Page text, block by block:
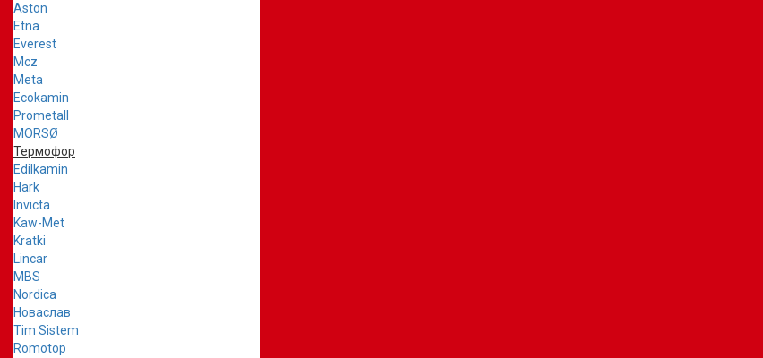
Aston
Etna
Everest
Mcz
Meta
Ecokamin
Prometall
MORSØ
Термофор
Edilkamin
Hark
Invicta
Kaw-Met
Kratki
Lincar
MBS
Nordica
Новаслав
Tim Sistem
Romotop